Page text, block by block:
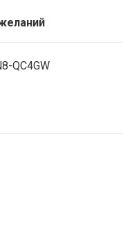
QC4GW